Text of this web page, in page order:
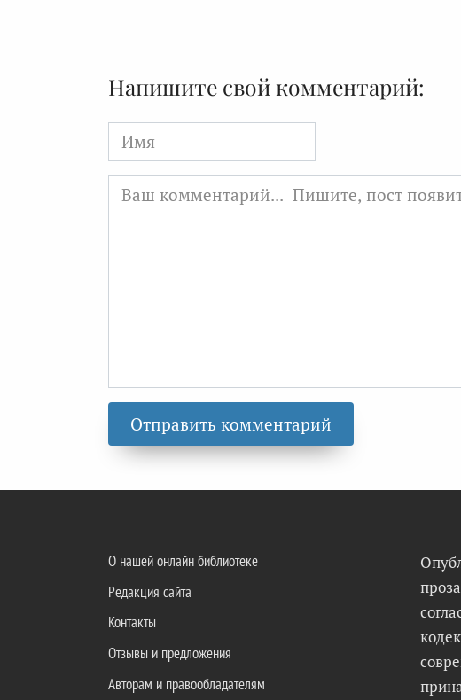
Напишите свой комментарий:
Имя
О нашей онлайн библиотеке
Редакция сайта
Контакты
Отзывы и предложения
Авторам и правообладателям